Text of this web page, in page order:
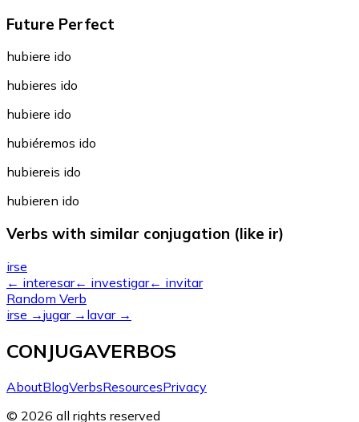
Future Perfect
hubiere ido
hubieres ido
hubiere ido
hubiéremos ido
hubiereis ido
hubieren ido
Verbs with similar conjugation (like ir)
irse
← interesar← investigar← invitar
Random Verb
irse →jugar→ lavar→
CONJUGAVERBOS
AboutBlogVerbsResourcesPrivacy
© 2026 all rights reserved